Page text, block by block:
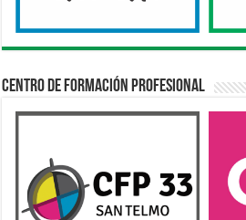
Centro de Formación Profesional